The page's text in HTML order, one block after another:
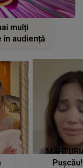
mulți
audiență